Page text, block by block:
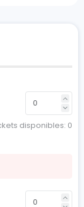
disponibles: 0